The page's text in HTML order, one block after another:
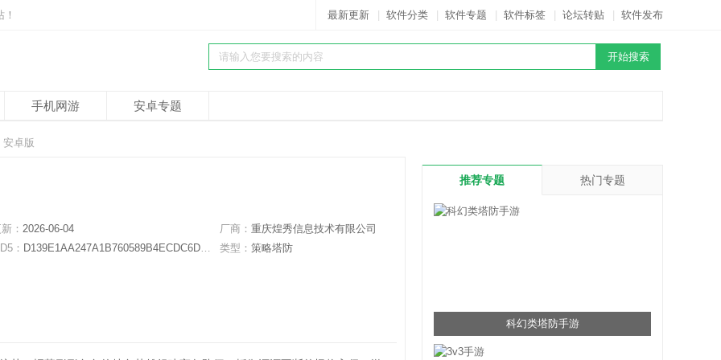
最新更新 软件分类 软件专题 软件标签 论坛转贴 软件发布
手机网游 安卓专题
卓版
： 2026-06-04 厂商： 重庆煌秀信息技术有限公司
： D139E1AA247A1B760589B4ECDC6DB93E 类型： 策略塔防
推荐专题 热门专题
科幻类塔防手游